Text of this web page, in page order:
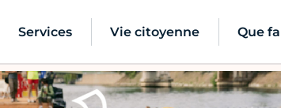
Services Vie citoyenne Que